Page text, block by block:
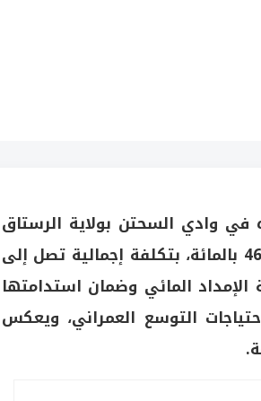
في وادي السحتن بولاية الرستاق
عبر تنفيذ المرحلة الأولى من المشروع، الذي بلغت نسبة الإنجاز فيه 46 بالمائة، بتكلفة إجمالية تصل إلى
الإمداد المائي وضمان استدامتها
التوسع العمراني، ويعكس